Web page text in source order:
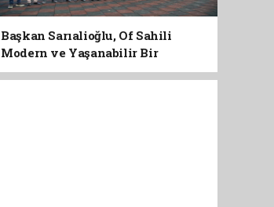
Başkan Sarıalioğlu, Of Sahili
Modern ve Yaşanabilir Bir
Kimliğe Kavuşuyor